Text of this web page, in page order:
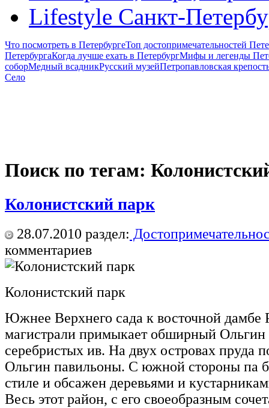
Lifestyle Санкт-
Что посмотреть в ПетербургеТоп достопримечательностей
ПетербургаКогда лучше ехать в ПетербургМифы и легенды
соборМедный всадникРусский музейПетропавловская
Село
Поиск по тегам:
Колонистский парк
28.07.2010 раздел:
комментариев
Колонистский парк
Южнее Верхнего сада к восточной
магистрали примыкает обширный
серебристых ив. На двух островах пруда
Ольгин павильоны. С южной стороны па
стиле и обсажен деревьями и
Весь этот район, с его своеобразным